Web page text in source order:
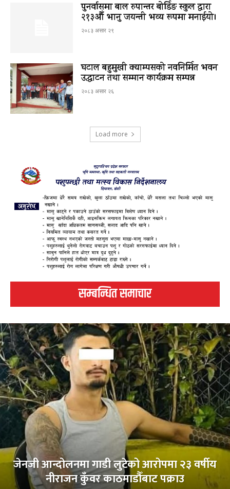
पुनर्वासमा बाल रुपान्तर बोर्डिङ स्कुल द्धारा
२१३औँ भानु जयन्ती भव्य रूपमा मनाईयो।
२०८३ असार २९
घटाल बहुमुखी क्याम्पसको नवनिर्मित भवन
उद्घाटन तथा सम्मान कार्यक्रम सम्पन्न
२०८३ असार २६
Load more
सम्बन्धित समाचार
जेनजी आन्दोलनमा गाडी लुटेको आरोपमा २३ वर्षीय
नीराजन कुँवर काठमाडौँबाट पक्राउ